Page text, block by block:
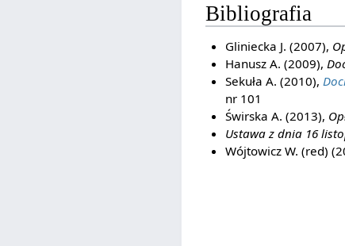
Bibliografia
Gliniecka J. (2007),
Hanusz A. (2009),
Sekuła A. (2010),
nr 101
Świrska A. (2013),
Ustawa z dnia 16
Wójtowicz W. (red)